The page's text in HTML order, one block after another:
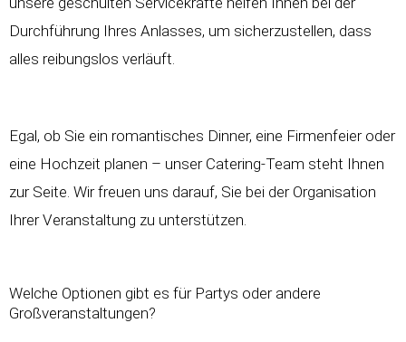
Durchführung Ihres Anlasses, um sicherzustellen, dass
alles reibungslos verläuft.
Egal, ob Sie ein romantisches Dinner, eine Firmenfeier oder
eine Hochzeit planen – unser Catering-Team steht Ihnen
zur Seite. Wir freuen uns darauf, Sie bei der Organisation
Ihrer Veranstaltung zu unterstützen.
Welche Optionen gibt es für Partys oder andere
Großveranstaltungen?